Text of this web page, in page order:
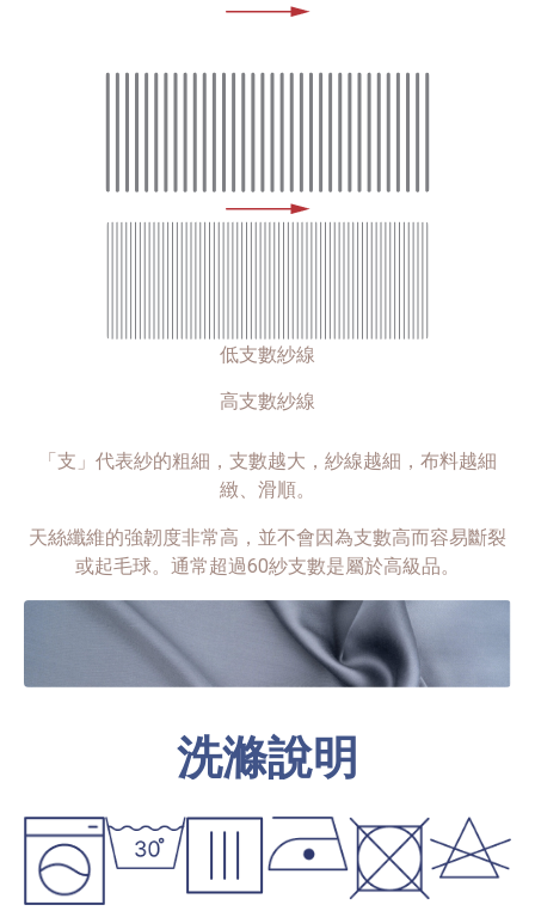
低支數紗線
高支數紗線
「支」代表紗的粗細，支數越大，紗線越細，布料越細
緻、滑順。
天絲纖維的強韌度非常高，並不會因為支數高而容易斷裂
或起毛球。通常超過60紗支數是屬於高級品。
洗滌說明